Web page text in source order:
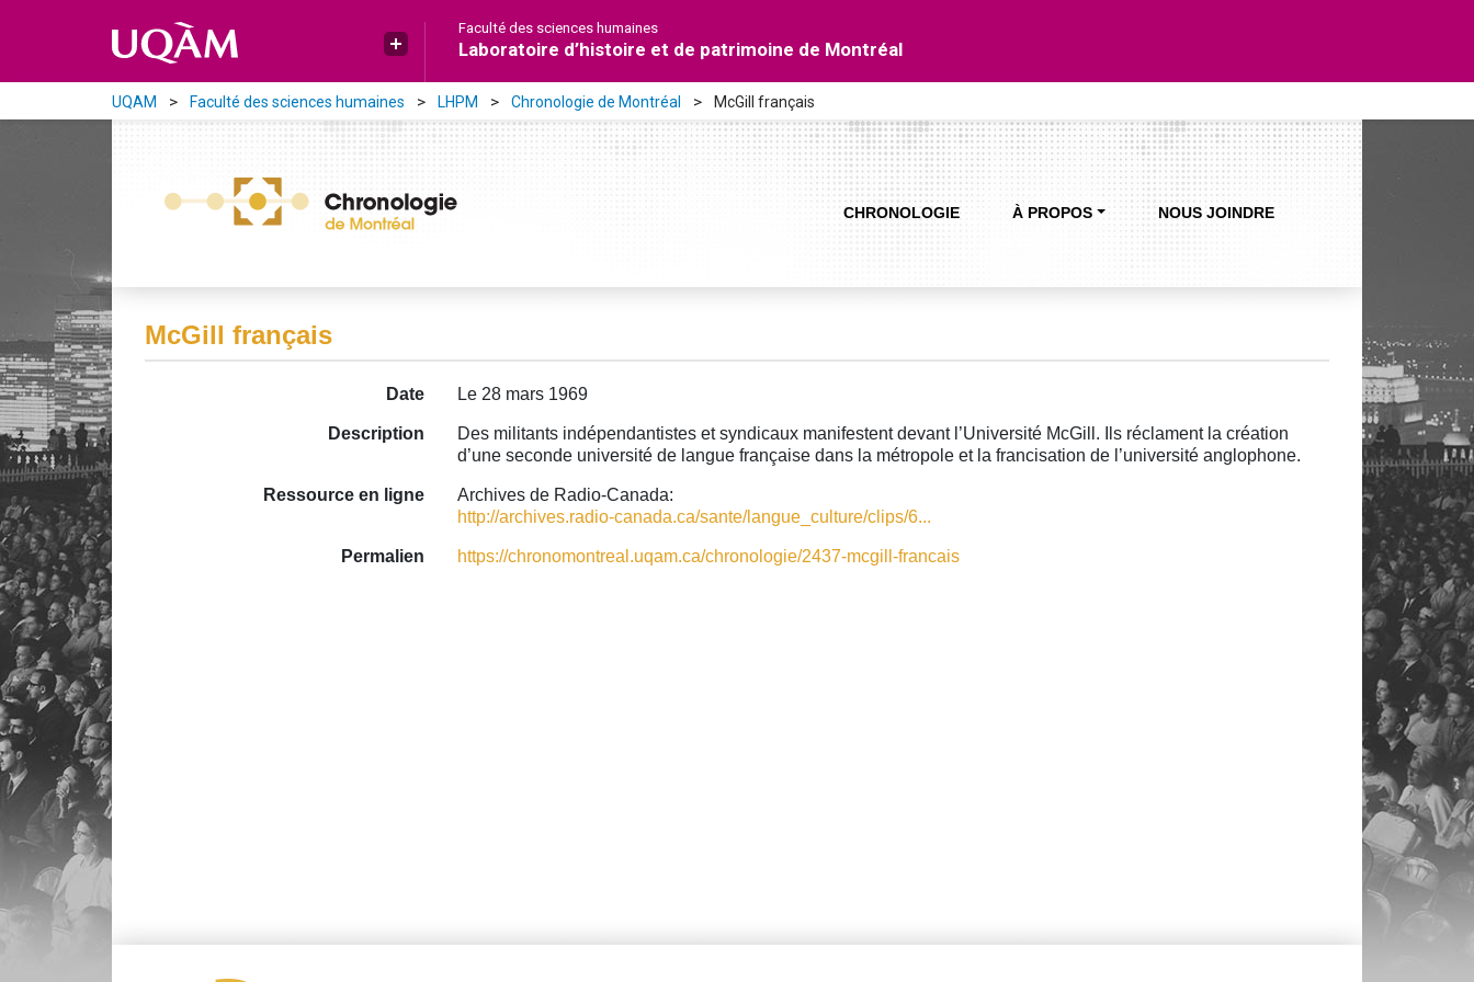
Faculté des sciences humaines
Laboratoire d’histoire et de patrimoine de Montréal
UQAM Faculté des sciences humaines LHPM Chronologie de Montréal McGill français
CHRONOLOGIE À PROPOS NOUS JOINDRE
McGill français
Date Le 28 mars 1969
Description
Des militants indépendantistes et syndicaux manifestent devant l’Université McGill. Ils réclament la création
d’une seconde université de langue française dans la métropole et la francisation de l’université anglophone.
Ressource en ligne
Archives de Radio-Canada:
http://archives.radio-canada.ca/sante/langue_culture/clips/6...
Permalien https://chronomontreal.uqam.ca/chronologie/2437-mcgill-francais